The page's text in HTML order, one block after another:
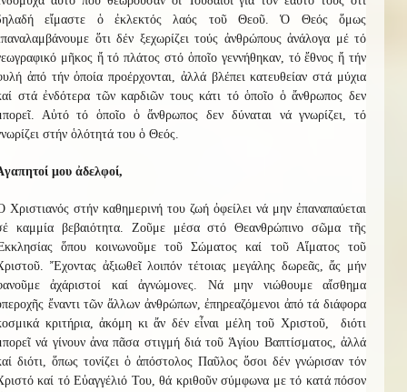
εἴμαστε ὁ ἐκλεκτός λαός τοῦ Θεοῦ. Ὁ Θεός ὅμως
ὅτι δέν ξεχωρίζει τούς ἀνθρώπους ἀνάλογα μέ τό
μῆκος ἤ τό πλάτος στό ὁποῖο γεννήθηκαν, τό ἔθνος ἤ τήν
ἀπό τήν ὁποία προέρχονται, ἀλλά βλέπει κατευθείαν στά μύχια
στά ἐνδότερα τῶν καρδιῶν τους κάτι τό ὁποῖο ὁ ἄνθρωπος δεν
Αὐτό τό ὁποῖο ὁ ἄνθρωπος δεν δύναται νά γνωρίζει, τό
στήν ὁλότητά του ὁ Θεός.
μου ἀδελφοί,
Χριστιανός στήν καθημερινή του ζωή ὀφείλει νά μην ἐπαναπαύεται
καμμία βεβαιότητα. Ζοῦμε μέσα στό Θεανθρώπινο σῶμα τῆς
ὅπου κοινωνοῦμε τοῦ Σώματος καί τοῦ Αἵματος τοῦ
Ἔχοντας ἀξιωθεῖ λοιπόν τέτοιας μεγάλης δωρεᾶς, ἄς μήν
ἀχάριστοί καί ἀγνώμονες. Νά μην νιώθουμε αἴσθημα
ἔναντι τῶν ἄλλων ἀνθρώπων, ἐπηρεαζόμενοι ἀπό τά διάφορα
κριτήρια, ἀκόμη κι ἄν δέν εἶναι μέλη τοῦ Χριστοῦ, διότι
νά γίνουν ἀνα πᾶσα στιγμή διά τοῦ Ἁγίου Βαπτίσματος, ἀλλά
διότι, ὅπως τονίζει ὁ ἀπόστολος Παῦλος ὅσοι δέν γνώρισαν τόν
καί τό Εὐαγγέλιό Του, θά κριθοῦν σύμφωνα με τό κατά πόσον